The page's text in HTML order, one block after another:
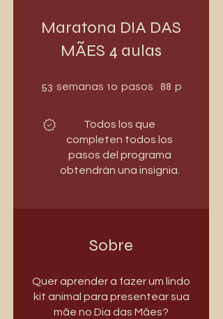
Maratona DIA DAS
MÃES 4 aulas
53 semanas 53 semanas
10 pasos 10 pasos
88
Todos los que
completen todos los
pasos del programa
obtendrán una insignia.
Sobre
Quer aprender a fazer um lindo
kit animal para presentear sua
mãe no Dia das Mães?